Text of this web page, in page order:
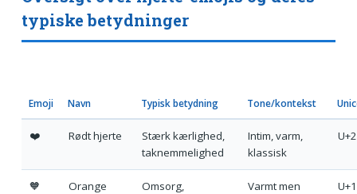
typiske betydninger
Emoji Navn Typisk betydning Tone/kontekst
❤️ Rødt hjerte
Stærk kærlighed,
taknemmelighed
Intim, varm,
klassisk
🧡
Orange
Omsorg,
Varmt men